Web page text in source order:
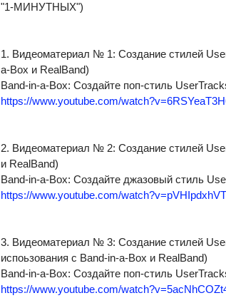
"1-МИНУТНЫХ")
1. Видеоматериал № 1: Создание стилей
a-Box и RealBand)
Band-in-a-Box: Создайте поп-стиль
https://www.youtube.com/
2. Видеоматериал № 2: Создание стилей
и RealBand)
Band-in-a-Box: Создайте джазовый стиль
https://www.youtube.com/
3. Видеоматериал № 3: Создание стилей
испоьзования с Band-in-a-Box и RealBand)
Band-in-a-Box: Создайте поп-стиль
https://www.youtube.com/